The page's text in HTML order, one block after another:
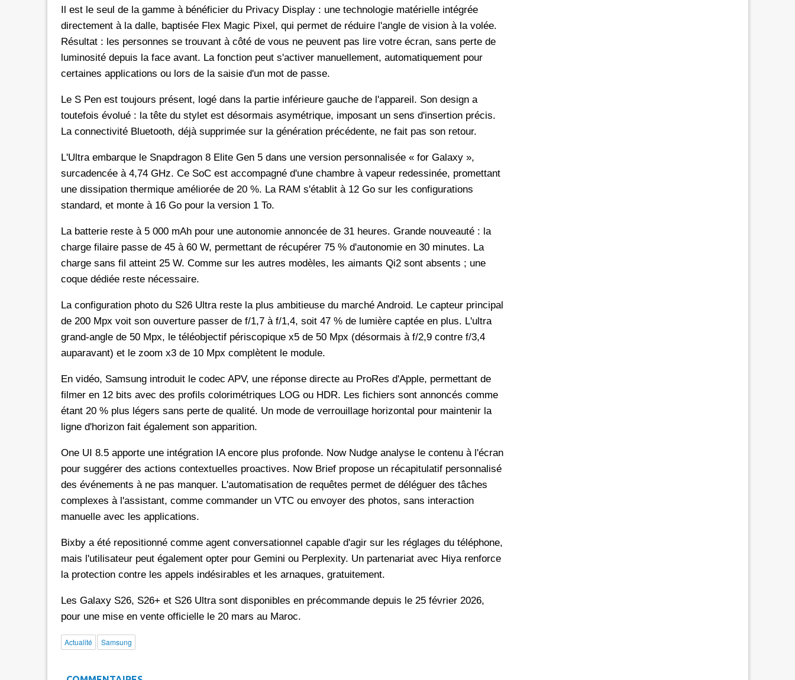
Il est le seul de la gamme à bénéficier du Privacy Display : une technologie matérielle intégrée
directement à la dalle, baptisée Flex Magic Pixel, qui permet de réduire l'angle de vision à la volée.
Résultat : les personnes se trouvant à côté de vous ne peuvent pas lire votre écran, sans perte de
luminosité depuis la face avant. La fonction peut s'activer manuellement, automatiquement pour
certaines applications ou lors de la saisie d'un mot de passe.
Le S Pen est toujours présent, logé dans la partie inférieure gauche de l'appareil. Son design a
toutefois évolué : la tête du stylet est désormais asymétrique, imposant un sens d'insertion précis.
La connectivité Bluetooth, déjà supprimée sur la génération précédente, ne fait pas son retour.
L'Ultra embarque le Snapdragon 8 Elite Gen 5 dans une version personnalisée « for Galaxy »,
surcadencée à 4,74 GHz. Ce SoC est accompagné d'une chambre à vapeur redessinée, promettant
une dissipation thermique améliorée de 20 %. La RAM s'établit à 12 Go sur les configurations
standard, et monte à 16 Go pour la version 1 To.
La batterie reste à 5 000 mAh pour une autonomie annoncée de 31 heures. Grande nouveauté : la
charge filaire passe de 45 à 60 W, permettant de récupérer 75 % d'autonomie en 30 minutes. La
charge sans fil atteint 25 W. Comme sur les autres modèles, les aimants Qi2 sont absents ; une
coque dédiée reste nécessaire.
La configuration photo du S26 Ultra reste la plus ambitieuse du marché Android. Le capteur principal
de 200 Mpx voit son ouverture passer de f/1,7 à f/1,4, soit 47 % de lumière captée en plus. L'ultra
grand-angle de 50 Mpx, le téléobjectif périscopique x5 de 50 Mpx (désormais à f/2,9 contre f/3,4
auparavant) et le zoom x3 de 10 Mpx complètent le module.
En vidéo, Samsung introduit le codec APV, une réponse directe au ProRes d'Apple, permettant de
filmer en 12 bits avec des profils colorimétriques LOG ou HDR. Les fichiers sont annoncés comme
étant 20 % plus légers sans perte de qualité. Un mode de verrouillage horizontal pour maintenir la
ligne d'horizon fait également son apparition.
One UI 8.5 apporte une intégration IA encore plus profonde. Now Nudge analyse le contenu à l'écran
pour suggérer des actions contextuelles proactives. Now Brief propose un récapitulatif personnalisé
des événements à ne pas manquer. L'automatisation de requêtes permet de déléguer des tâches
complexes à l'assistant, comme commander un VTC ou envoyer des photos, sans interaction
manuelle avec les applications.
Bixby a été repositionné comme agent conversationnel capable d'agir sur les réglages du téléphone,
mais l'utilisateur peut également opter pour Gemini ou Perplexity. Un partenariat avec Hiya renforce
la protection contre les appels indésirables et les arnaques, gratuitement.
Les Galaxy S26, S26+ et S26 Ultra sont disponibles en précommande depuis le 25 février 2026,
pour une mise en vente officielle le 20 mars au Maroc.
Actualité Samsung